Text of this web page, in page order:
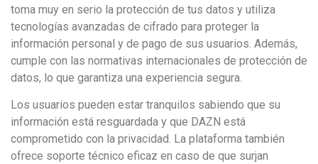
toma muy en serio la protección de tus datos y utiliza
tecnologías avanzadas de cifrado para proteger la
información personal y de pago de sus usuarios. Además,
cumple con las normativas internacionales de protección de
datos, lo que garantiza una experiencia segura.
Los usuarios pueden estar tranquilos sabiendo que su
información está resguardada y que DAZN está
comprometido con la privacidad. La plataforma también
ofrece soporte técnico eficaz en caso de que surjan